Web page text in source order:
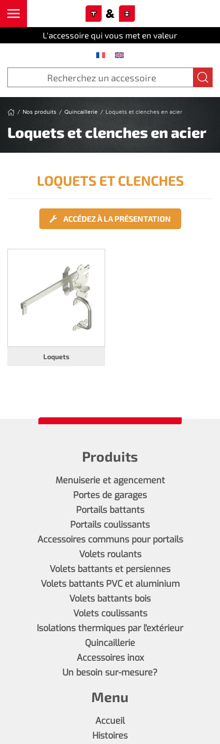
L'accessoire qui vous met en valeur
Nos produits Quincaillerie Loquets et clenches en acier
Loquets et clenches en acier
LOQUETS ET CLENCHES
ACCÉDEZ À LA PRÉSENTATION
Loquets
Produits
Menuiserie et agencement
Portes de garages
Portails battants
Portails coulissants
Accessoires communs pour portails
Volets roulants
Volets battants et persiennes
Volets battants PVC et aluminium
Volets battants bois
Volets coulissants
Isolations thermiques par l'extérieur
Quincaillerie
Accessoires inox
Un besoin sur-mesure?
Menu
Accueil
Histoires
Cookies management panel